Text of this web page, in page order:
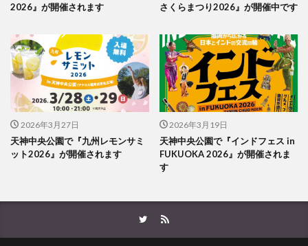
2026』が開催されます
さくらまつり2026』が開催中です
2026年3月27日
天神中央公園で『九州レモンサミ
ット2026』が開催されます
2026年3月19日
天神中央公園で『インドフェス in
FUKUOKA 2026』が開催されま
す